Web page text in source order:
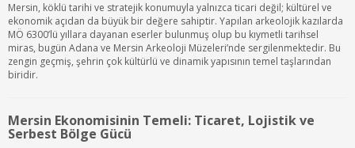
Mersin, köklü tarihi ve stratejik konumuyla yalnızca ticari değil; kültürel ve
ekonomik açıdan da büyük bir değere sahiptir. Yapılan arkeolojik kazılarda
MÖ 6300’lü yıllara dayanan eserler bulunmuş olup bu kıymetli tarihsel
miras, bugün Adana ve Mersin Arkeoloji Müzeleri’nde sergilenmektedir. Bu
zengin geçmiş, şehrin çok kültürlü ve dinamik yapısının temel taşlarından
biridir.
Mersin Ekonomisinin Temeli: Ticaret, Lojistik ve
Serbest Bölge Gücü